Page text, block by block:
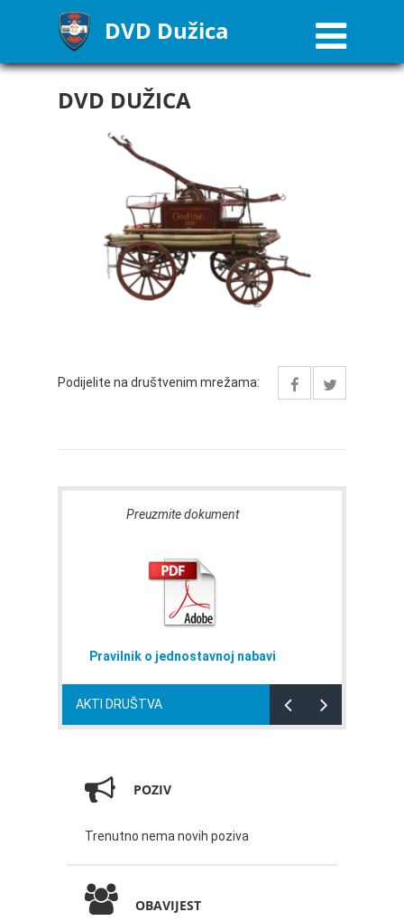
DVD Dužica
DVD DUŽICA
Podijelite na društvenim mrežama:
AKTI DRUŠTVA
o jednostavnoj nabavi Naputak za
POZIV
Trenutno nema novih poziva
OBAVIJEST